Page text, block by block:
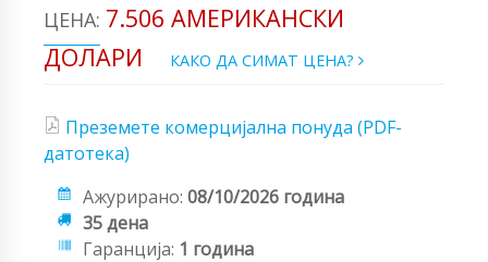
ЦЕНА: 7.506 АМЕРИКАНСКИ
ДОЛАРИ
КАКО ДА СИМАТ ЦЕНА?
Преземете комерцијална понуда (PDF-
датотека)
Ажурирано: 08/10/2026 година
35 дена
Гаранција: 1 година